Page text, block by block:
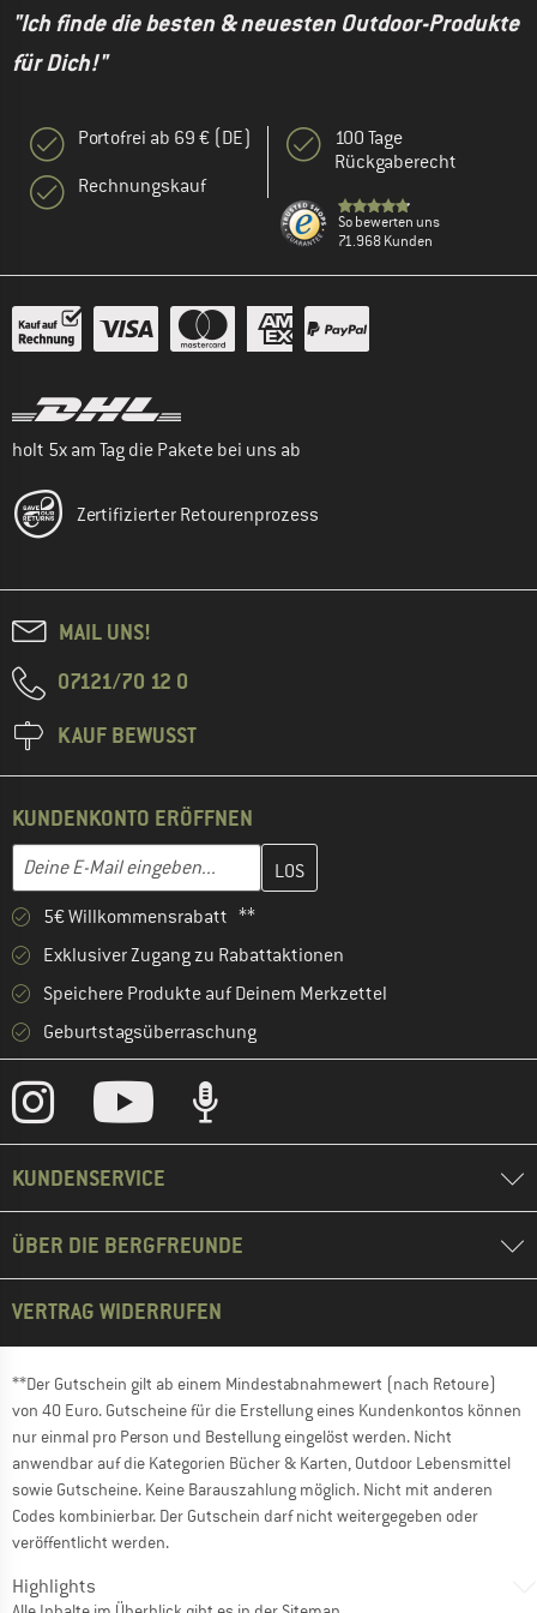
"Ich finde die besten & neuesten Outdoor-Produkte
für Dich!"
Portofrei ab 69 € (DE)
Rechnungskauf
100 Tage
Rückgaberecht
So bewerten uns
71.968 Kunden
holt 5x am Tag die Pakete bei uns ab
Zertifizierter Retourenprozess
MAIL UNS!
07121/70 12 0
KAUF BEWUSST
KUNDENKONTO ERÖFFNEN
E-Mail-Adresse
Gib hier deine E-Mail-Adresse ein und erstelle im nächsten
5€ Willkommensrabatt **
Exklusiver Zugang zu Rabattaktionen
Speichere Produkte auf Deinem Merkzettel
Geburtstagsüberraschung
KUNDENSERVICE
ÜBER DIE BERGFREUNDE
VERTRAG WIDERRUFEN
**Der Gutschein gilt ab einem Mindestabnahmewert (nach Retoure)
von 40 Euro. Gutscheine für die Erstellung eines Kundenkontos können
nur einmal pro Person und Bestellung eingelöst werden. Nicht
anwendbar auf die Kategorien Bücher & Karten, Outdoor Lebensmittel
sowie Gutscheine. Keine Barauszahlung möglich. Nicht mit anderen
Codes kombinierbar. Der Gutschein darf nicht weitergegeben oder
veröffentlicht werden.
Highlights